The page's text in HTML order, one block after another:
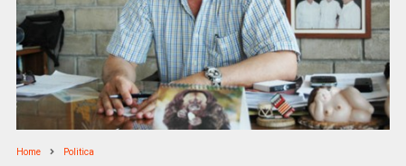
Home Politica